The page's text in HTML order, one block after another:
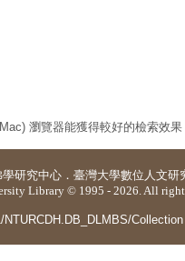
瀏覽器能獲得較好的檢索效果
研究中心 ． 臺灣大學數位人文研
Library © 1995 - 2026. All
NTURCDH.DB_DLMBS/Collection